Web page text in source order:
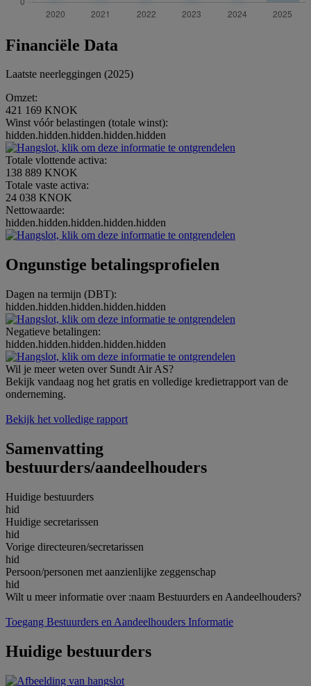
Financiële Data
Laatste neerleggingen (2025)
Omzet:
421 169 KNOK
Winst vóór belastingen (totale winst):
hidden.hidden.hidden.hidden.hidden
Totale vlottende activa:
138 889 KNOK
Totale vaste activa:
24 038 KNOK
Nettowaarde:
hidden.hidden.hidden.hidden.hidden
Ongunstige betalingsprofielen
Dagen na termijn (DBT):
hidden.hidden.hidden.hidden.hidden
Negatieve betalingen:
hidden.hidden.hidden.hidden.hidden
Wil je meer weten over Sundt Air AS?
Bekijk vandaag nog het gratis en volledige kredietrapport van de
onderneming.
Bekijk het volledige rapport
Samenvatting
bestuurders/aandeelhouders
Huidige bestuurders
hid
Huidige secretarissen
hid
Vorige directeuren/secretarissen
hid
Persoon/personen met aanzienlijke zeggenschap
hid
Wilt u meer informatie over :naam Bestuurders en Aandeelhouders?
Toegang Bestuurders en Aandeelhouders Informatie
Huidige bestuurders